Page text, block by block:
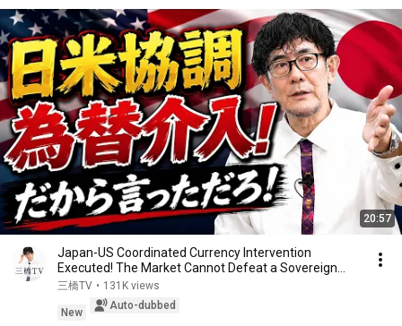
20:57
Japan-US Coordinated Currency Intervention
Executed! The Market Cannot Defeat a Sovereign
Currenc...
三橋TV • 131K views
New
Auto-dubbed